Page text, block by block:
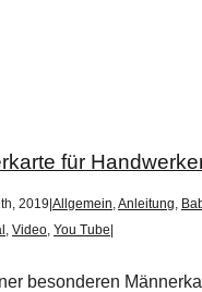
für
2019 Allgemein,Anleitung,
, Video, You Tube
besonderen